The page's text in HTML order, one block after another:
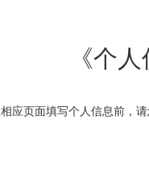
《个
应页面填写个人信息前